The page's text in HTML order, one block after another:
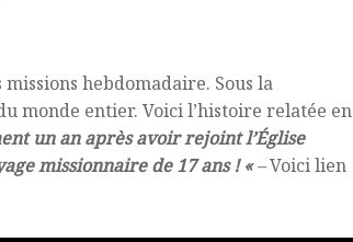
hebdomadaire. Sous la
monde entier. Voici l’histoire relatée en
un an après avoir rejoint l’Église
missionnaire de 17 ans ! «–Voici lien